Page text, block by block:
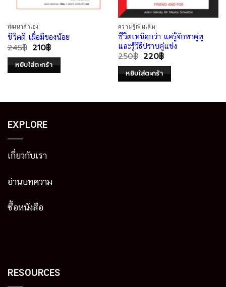
พัฒนาตัวเอง
ชีวิตดี เมื่อมีของน้อย
245฿ 210฿
หยิบใส่ตะกร้า
ความรู้เพิ่มเติม
ชีวิตเหนือกว่า แค่รู้จักหาคู่หู
และรู้วิธีปราบคู่แข่ง
250฿ 220฿
หยิบใส่ตะกร้า
EXPLORE
เกี่ยวกับเรา
อ่านบทความ
ซื้อหนังสือ
RESOURCES